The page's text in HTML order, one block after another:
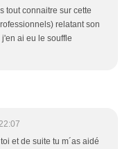
tout connaitre sur cette
relatant son
ai eu le souffle
et de suite tu m´as aidé